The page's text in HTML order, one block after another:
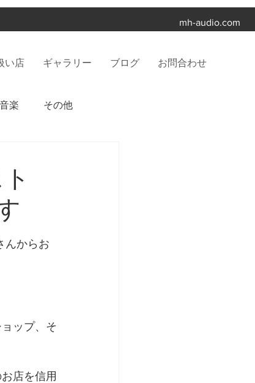
mh-audio.com
い店 ギャラリー ブログ お問合わせ
音楽 その他
んからお
ップ、そ
店を信用